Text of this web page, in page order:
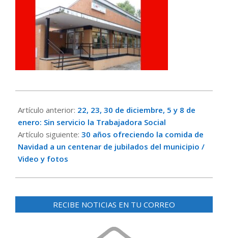
12-
15
Artículo anterior: 22, 23, 30 de diciembre, 5 y 8 de
enero: Sin servicio la Trabajadora Social
Artículo siguiente: 30 años ofreciendo la comida de
Navidad a un centenar de jubilados del municipio /
Video y fotos
RECIBE NOTICIAS EN TU CORREO